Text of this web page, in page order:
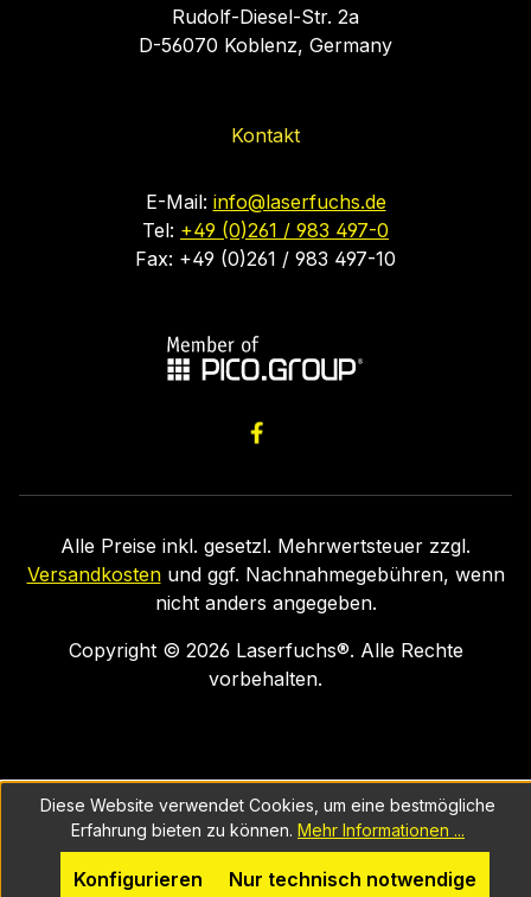
Rudolf-Diesel-Str. 2a
D-56070 Koblenz, Germany
Kontakt
E-Mail: info@laserfuchs.de
Tel: +49 (0)261 / 983 497-0
Fax: +49 (0)261 / 983 497-10
Alle Preise inkl. gesetzl. Mehrwertsteuer zzgl.
Versandkostenund ggf. Nachnahmegebühren, wenn
nicht anders angegeben.
Copyright © 2026 Laserfuchs®. Alle Rechte
vorbehalten.
Diese Website verwendet Cookies, um eine bestmögliche
Erfahrung bieten zu können. Mehr Informationen ...
Nur technisch notwendige
Konfigurieren